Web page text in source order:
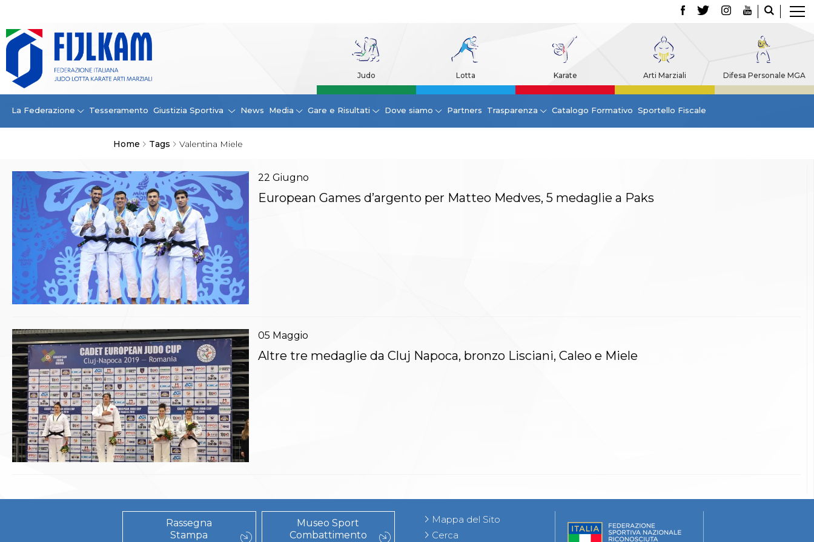
Judo Lotta Karate Arti Marziali Difesa Personale MGA
La Federazione Tesseramento Giustizia Sportiva News Media Gare e Risultati Dove siamo Partners Trasparenza Catalogo Formativo Sportello Fiscale
Home Tags Valentina Miele
La Federazione
La FIJLKAM
Organigramma
Storia
Campioni di tutti i tempi
News
Convenzioni
Tecnici
Contatti
Safeguarding Policy
Ufficiali di Gara
Antidoping e tutela sanitaria
Tesseramento
Contatti
Norme e modulistica Affiliazioni e Tesseramenti
Polizza Assicurativa
Classifica Società Sportive con più di 100 atleti
Giustizia Sportiva
Protocollo udienze in videoconferenza
Documenti e Modulistica
Contatti
Provvedimenti in corso
Sentenze Giudice Sportivo
Sentenze Tribunale Federale
Sentenze Corte Sportiva e Federale di Appello
Sentenze di 1° Grado
Sentenze CAF
Dispositivi Tribunale Federale
Dispositivi Corte Sportiva e Federale di Appello
Spese per l’accesso alla Giustizia
Gare e Risultati
22 Giugno
European Games d’argento per Matteo Medves, 5 medaglie a Paks
05 Maggio
Altre tre medaglie da Cluj Napoca, bronzo Lisciani, Caleo e Miele
Rassegna
Stampa
Museo Sport
Combattimento
Mappa del Sito
Cerca